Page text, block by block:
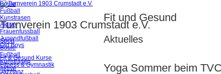
Turnverein 1903 Crumstadt e.V.
Sport
Boule
Fußball
Kunstrasen
Aktive
Fit und Gesund
Aktuelles
Yoga Sommer beim TVC
Boule
Fußball
Kunstrasen
Aktive
Frauenfussball
Jugendfußball
Old Boys
Fit & Gesund Kurse
Fitness & Gymnastik
Jazztanz